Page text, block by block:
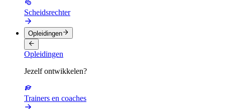
Scheidsrechter
Opleidingen
Opleidingen
Jezelf ontwikkelen?
Trainers en coaches